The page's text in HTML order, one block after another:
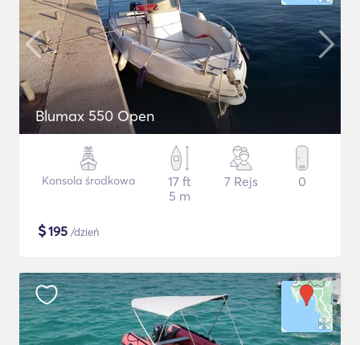
Blumax 550 Open
Konsola środkowa
17 ft
5 m
7 Rejs 0
$195 /dzień